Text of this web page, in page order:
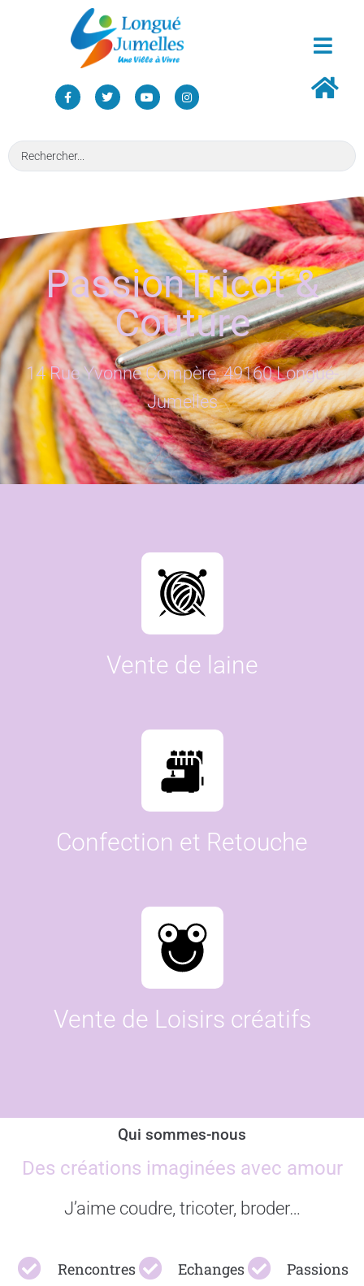
PassionTricot &
Couture
14 Rue Yvonne Compère, 49160 Longué-
Jumelles
Vente de laine
Confection et Retouche
Vente de Loisirs créatifs
Qui sommes-nous
Des créations imaginées avec amour
J’aime coudre, tricoter, broder…
Rencontres Echanges Passions